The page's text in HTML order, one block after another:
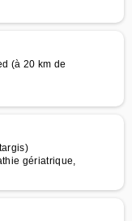
(à 20 km de
gériatrique,